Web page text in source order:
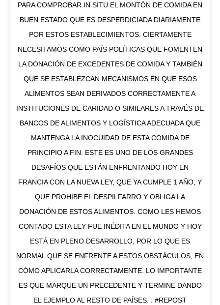
PARA COMPROBAR IN SITU EL MONTÓN DE COMIDA EN
BUEN ESTADO QUE ES DESPERDICIADA DIARIAMENTE
POR ESTOS ESTABLECIMIENTOS. CIERTAMENTE
NECESITAMOS COMO PAÍS POLÍTICAS QUE FOMENTEN
LA DONACIÓN DE EXCEDENTES DE COMIDA Y TAMBIÉN
QUE SE ESTABLEZCAN MECANISMOS EN QUE ESOS
ALIMENTOS SEAN DERIVADOS CORRECTAMENTE A
INSTITUCIONES DE CARIDAD O SIMILARES A TRAVÉS DE
BANCOS DE ALIMENTOS Y LOGÍSTICA ADECUADA QUE
MANTENGA LA INOCUIDAD DE ESTA COMIDA DE
PRINCIPIO A FIN. ESTE ES UNO DE LOS GRANDES
DESAFÍOS QUE ESTÁN ENFRENTANDO HOY EN
FRANCIA CON LA NUEVA LEY, QUE YA CUMPLE 1 AÑO, Y
QUE PROHIBE EL DESPILFARRO Y OBLIGA LA
DONACIÓN DE ESTOS ALIMENTOS. COMO LES HEMOS
CONTADO ESTA LEY FUE INÉDITA EN EL MUNDO Y HOY
ESTÁ EN PLENO DESARROLLO, POR LO QUE ES
NORMAL QUE SE ENFRENTE A ESTOS OBSTÁCULOS, EN
CÓMO APLICARLA CORRECTAMENTE. LO IMPORTANTE
ES QUE MARQUE UN PRECEDENTE Y TERMINE DANDO
EL EJEMPLO AL RESTO DE PAÍSES. . #REPOST